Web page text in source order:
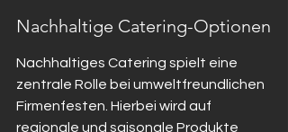
Nachhaltige Catering-Optionen
Nachhaltiges Catering spielt eine
zentrale Rolle bei umweltfreundlichen
Firmenfesten. Hierbei wird auf
regionale und saisonale Produkte